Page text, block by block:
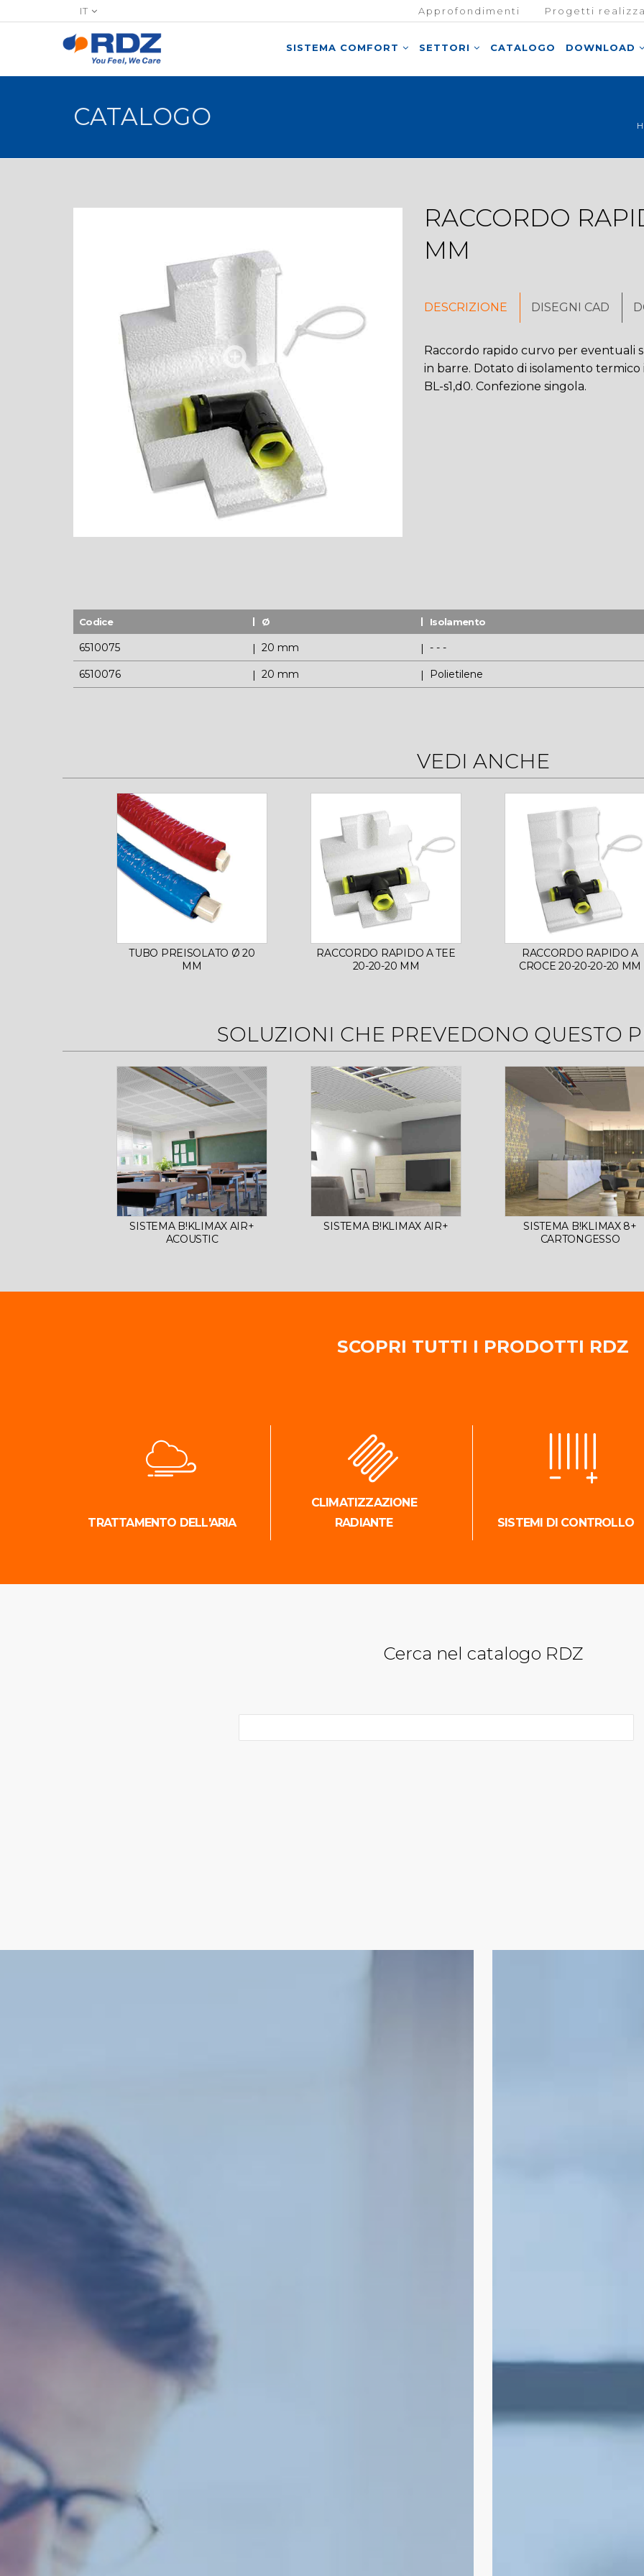
IT Approfondimenti Progetti
SISTEMA COMFORT SETTORI CATALOGO DOWNLOAD
CATALOGO
RACCORDO
MM
DESCRIZIONE DISEGNI CAD
Raccordo rapido curvo per eventuali
in barre. Dotato di isolamento
BL-s1,d0. Confezione singola.
Codice Ø Isolamento
6510075 20 mm - - -
6510076 20 mm Polietilene
VEDI ANCHE
TUBO PREISOLATO Ø 20
MM
RACCORDO RAPIDO A TEE
20-20-20 MM
RACCORDO RAPIDO A
CROCE 20-20-20-20 MM
SOLUZIONI CHE PREVEDONO QUESTO
SISTEMA B!KLIMAX AIR+
ACOUSTIC
SISTEMA B!KLIMAX AIR+
SISTEMA B!KLIMAX 8+
CARTONGESSO
SCOPRI TUTTI I PRODOTTI RDZ
TRATTAMENTO DELL'ARIA
CLIMATIZZAZIONE
RADIANTE
SISTEMI DI CONTROLLO
Cerca nel catalogo RDZ